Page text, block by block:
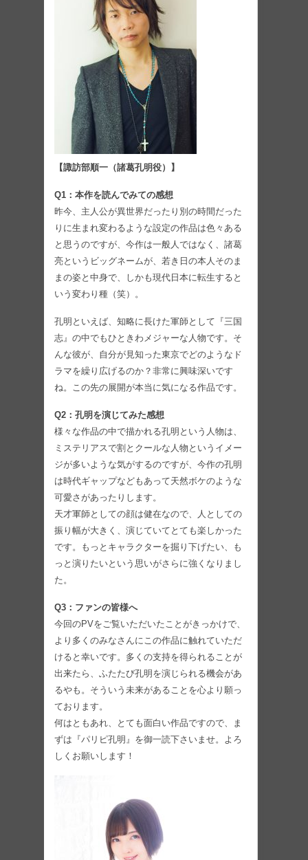
【諏訪部順一（諸葛孔明役）】
Q1：本作を読んでみての感想
昨今、主人公が異世界だったり別の時間だった
りに生まれ変わるような設定の作品は色々ある
と思うのですが、今作は一般人ではなく、諸葛
亮というビッグネームが、若き日の本人そのま
まの姿と中身で、しかも現代日本に転生すると
いう変わり種（笑）。
孔明といえば、知略に長けた軍師として『三国
志』の中でもひときわメジャーな人物です。そ
んな彼が、自分が見知った東京でどのようなド
ラマを繰り広げるのか？非常に興味深いです
ね。この先の展開が本当に気になる作品です。
Q2：孔明を演じてみた感想
様々な作品の中で描かれる孔明という人物は、
ミステリアスで割とクールな人物というイメー
ジが多いような気がするのですが、今作の孔明
は時代ギャップなどもあって天然ボケのような
可愛さがあったりします。
天才軍師としての顔は健在なので、人としての
振り幅が大きく、演じていてとても楽しかった
です。もっとキャラクターを掘り下げたい、も
っと演りたいという思いがさらに強くなりまし
た。
Q3：ファンの皆様へ
今回のPVをご覧いただいたことがきっかけで、
より多くのみなさんにこの作品に触れていただ
けると幸いです。多くの支持を得られることが
出来たら、ふたたび孔明を演じられる機会があ
るやも。そういう未来があることを心より願っ
ております。
何はともあれ、とても面白い作品ですので、ま
ずは『パリピ孔明』を御一読下さいませ。よろ
しくお願いします！